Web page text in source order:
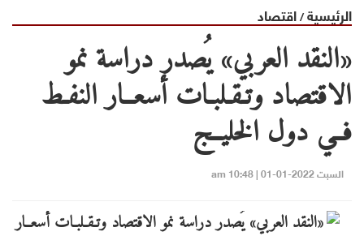
الرئيسية/اقتصاد
«النقد العربي» يُصدر دراسة نمو
الاقتصاد وتـقـلبـات أسعــار النفـط
فــي دول الخليــج
السبت 2022-01-01 | 10:48 am